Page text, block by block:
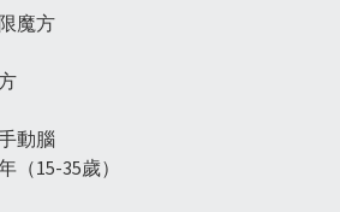
魔方
動腦
（15-35歲）